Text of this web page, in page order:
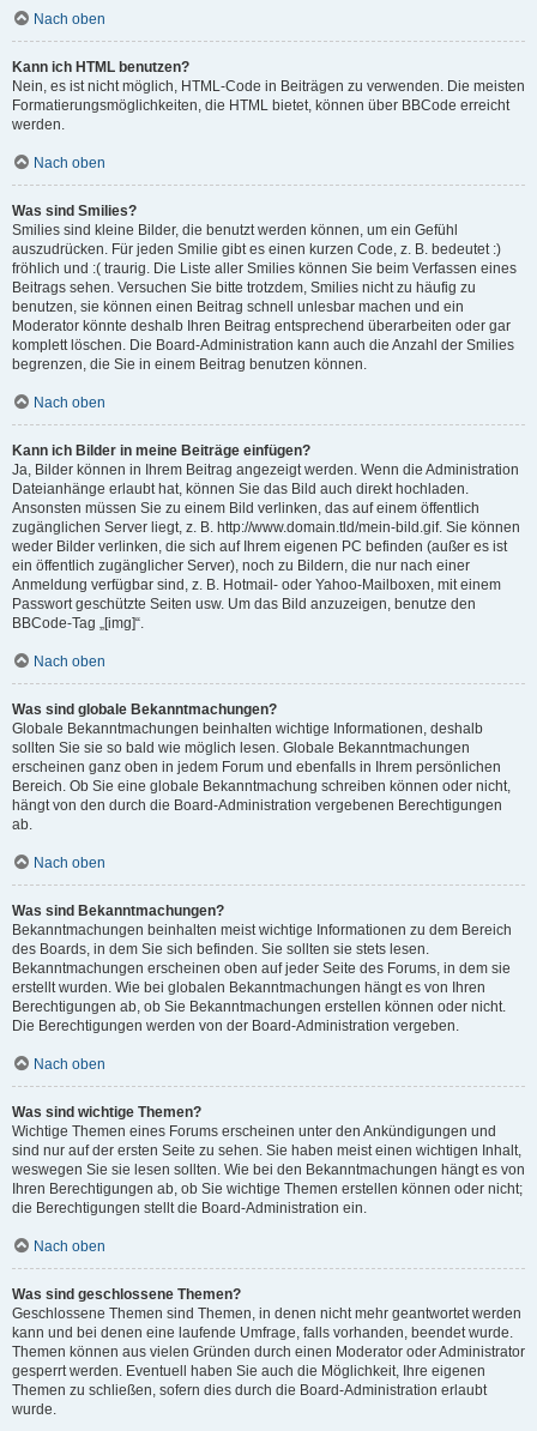
Nach oben
Kann ich HTML benutzen?
Nein, es ist nicht möglich, HTML-Code in Beiträgen zu verwenden. Die meisten
Formatierungsmöglichkeiten, die HTML bietet, können über BBCode erreicht
werden.
Nach oben
Was sind Smilies?
Smilies sind kleine Bilder, die benutzt werden können, um ein Gefühl
auszudrücken. Für jeden Smilie gibt es einen kurzen Code, z. B. bedeutet :)
fröhlich und :( traurig. Die Liste aller Smilies können Sie beim Verfassen eines
Beitrags sehen. Versuchen Sie bitte trotzdem, Smilies nicht zu häufig zu
benutzen, sie können einen Beitrag schnell unlesbar machen und ein
Moderator könnte deshalb Ihren Beitrag entsprechend überarbeiten oder gar
komplett löschen. Die Board-Administration kann auch die Anzahl der Smilies
begrenzen, die Sie in einem Beitrag benutzen können.
Nach oben
Kann ich Bilder in meine Beiträge einfügen?
Ja, Bilder können in Ihrem Beitrag angezeigt werden. Wenn die Administration
Dateianhänge erlaubt hat, können Sie das Bild auch direkt hochladen.
Ansonsten müssen Sie zu einem Bild verlinken, das auf einem öffentlich
zugänglichen Server liegt, z. B. http://www.domain.tld/mein-bild.gif. Sie können
weder Bilder verlinken, die sich auf Ihrem eigenen PC befinden (außer es ist
ein öffentlich zugänglicher Server), noch zu Bildern, die nur nach einer
Anmeldung verfügbar sind, z. B. Hotmail- oder Yahoo-Mailboxen, mit einem
Passwort geschützte Seiten usw. Um das Bild anzuzeigen, benutze den
BBCode-Tag „[img]“.
Nach oben
Was sind globale Bekanntmachungen?
Globale Bekanntmachungen beinhalten wichtige Informationen, deshalb
sollten Sie sie so bald wie möglich lesen. Globale Bekanntmachungen
erscheinen ganz oben in jedem Forum und ebenfalls in Ihrem persönlichen
Bereich. Ob Sie eine globale Bekanntmachung schreiben können oder nicht,
hängt von den durch die Board-Administration vergebenen Berechtigungen
ab.
Nach oben
Was sind Bekanntmachungen?
Bekanntmachungen beinhalten meist wichtige Informationen zu dem Bereich
des Boards, in dem Sie sich befinden. Sie sollten sie stets lesen.
Bekanntmachungen erscheinen oben auf jeder Seite des Forums, in dem sie
erstellt wurden. Wie bei globalen Bekanntmachungen hängt es von Ihren
Berechtigungen ab, ob Sie Bekanntmachungen erstellen können oder nicht.
Die Berechtigungen werden von der Board-Administration vergeben.
Nach oben
Was sind wichtige Themen?
Wichtige Themen eines Forums erscheinen unter den Ankündigungen und
sind nur auf der ersten Seite zu sehen. Sie haben meist einen wichtigen Inhalt,
weswegen Sie sie lesen sollten. Wie bei den Bekanntmachungen hängt es von
Ihren Berechtigungen ab, ob Sie wichtige Themen erstellen können oder nicht;
die Berechtigungen stellt die Board-Administration ein.
Nach oben
Was sind geschlossene Themen?
Geschlossene Themen sind Themen, in denen nicht mehr geantwortet werden
kann und bei denen eine laufende Umfrage, falls vorhanden, beendet wurde.
Themen können aus vielen Gründen durch einen Moderator oder Administrator
gesperrt werden. Eventuell haben Sie auch die Möglichkeit, Ihre eigenen
Themen zu schließen, sofern dies durch die Board-Administration erlaubt
wurde.